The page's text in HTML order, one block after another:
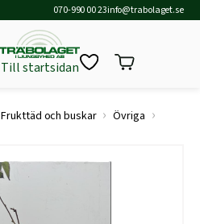
070-990 00 23info@trabolaget.se
Till startsidan
Frukttäd och buskar › Övriga ›